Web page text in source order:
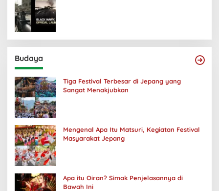
Budaya
Tiga Festival Terbesar di Jepang yang
Sangat Menakjubkan
Mengenal Apa Itu Matsuri, Kegiatan Festival
Masyarakat Jepang
Apa itu Oiran? Simak Penjelasannya di
Bawah Ini